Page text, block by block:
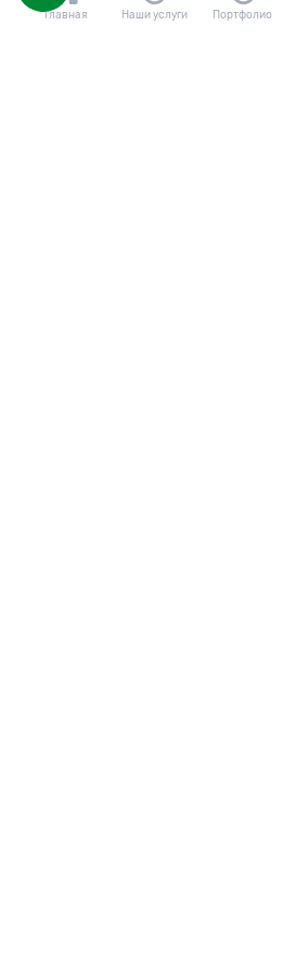
Главная Наши услуги Портфолио